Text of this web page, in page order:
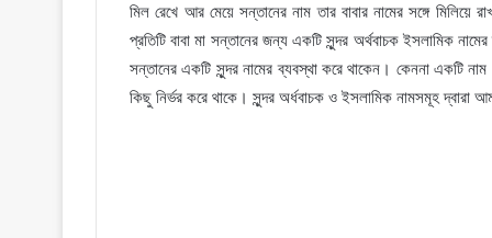
মিল রেখে আর মেয়ে সন্তানের নাম তার বাবার নামের সঙ্গে
প্রতিটি বাবা মা সন্তানের জন্য একটি সুন্দর অর্থবাচক ইসলামিক
সন্তানের একটি সুন্দর নামের ব্যবস্থা করে থাকেন। কেননা একটি
কিছু নির্ভর করে থাকে। সুন্দর অর্ধবাচক ও ইসলামিক নামসমূহ দ্বারা